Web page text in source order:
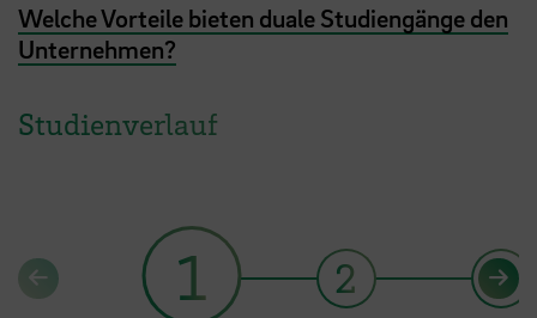
Welche Vorteile bieten duale Studiengänge den
Unternehmen?
Studienverlauf
1 2 3